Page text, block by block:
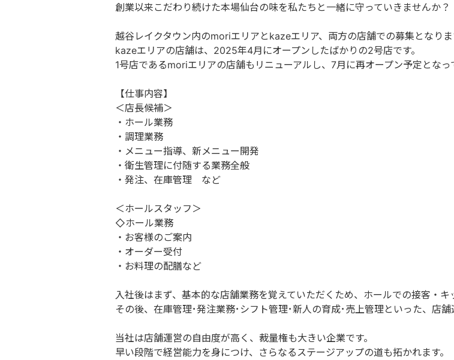
創業以来こだわり続けた本場仙台の味を私たちと一緒に守っていきませんか？
越谷レイクタウン内のmoriエリアとkazeエリア、両方の店舗での募集となりま
kazeエリアの店舗は、2025年4月にオープンしたばかりの2号店です。
1号店であるmoriエリアの店舗もリニューアルし、7月に再オープン予定となっ
【仕事内容】
＜店長候補＞
・ホール業務
・調理業務
・メニュー指導、新メニュー開発
・衛生管理に付随する業務全般
・発注、在庫管理 など
＜ホールスタッフ＞
◇ホール業務
・お客様のご案内
・オーダー受付
・お料理の配膳など
入社後はまず、基本的な店舗業務を覚えていただくため、ホールでの接客・キ
その後、在庫管理･発注業務･シフト管理･新人の育成･売上管理といった、店舗
当社は店舗運営の自由度が高く、裁量権も大きい企業です。
早い段階で経営能力を身につけ、さらなるステージアップの道も拓かれます。